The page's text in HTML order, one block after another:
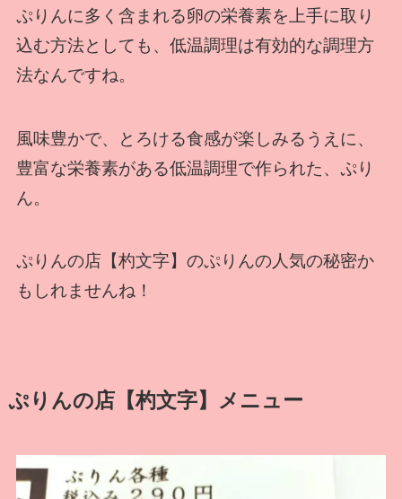
ぷりんに多く含まれる卵の栄養素を上手に取り
込む方法としても、低温調理は有効的な調理方
法なんですね。
風味豊かで、とろける食感が楽しみるうえに、
豊富な栄養素がある低温調理で作られた、ぷり
ん。
ぷりんの店【杓文字】のぷりんの人気の秘密か
もしれませんね！
ぷりんの店【杓文字】メニュー